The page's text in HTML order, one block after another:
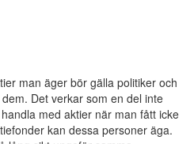
man äger bör gälla politiker och
Det verkar som en del inte
med aktier när man fått icke
kan dessa personer äga.